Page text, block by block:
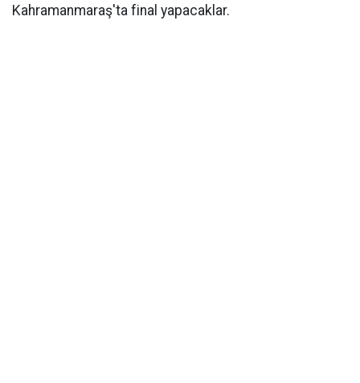
Kahramanmaraş'ta final yapacaklar.